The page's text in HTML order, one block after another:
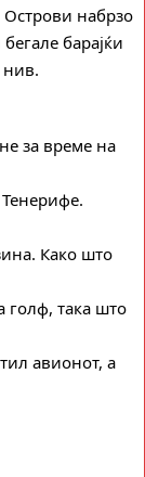
Острови набрзо
барајќи
нив.
за време на
Како што
голф, така што
авионот, а